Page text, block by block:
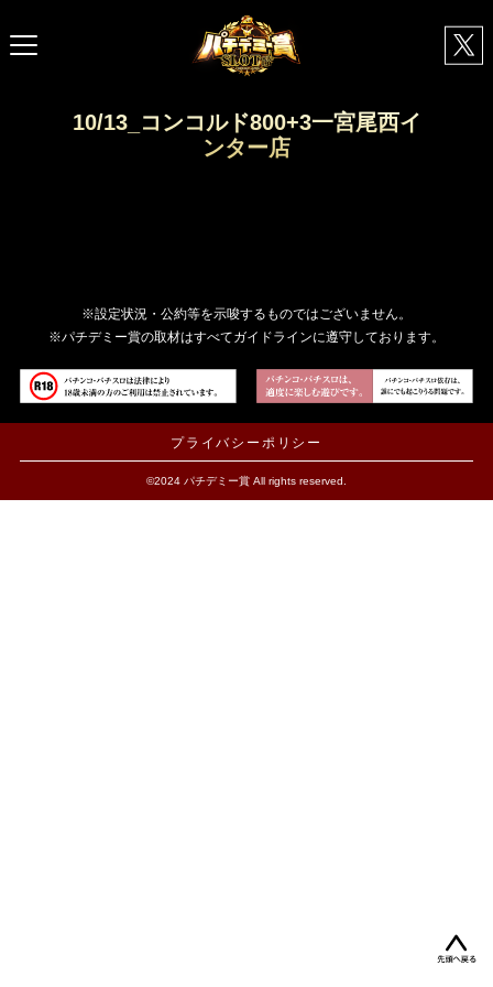
10/13_コンコルド800+3一宮尾西イ
ンター店
※設定状況・公約等を示唆するものではございません。
※パチデミー賞の取材はすべてガイドラインに遵守しております。
プライバシーポリシー
©2024 パチデミー賞 All rights reserved.